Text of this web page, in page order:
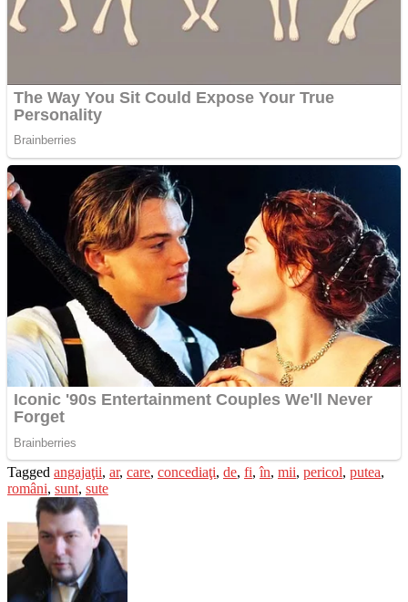
Tagged angajaţii, ar, care, concediaţi, de, fi,în, mii, pericol, putea,
români, sunt, sute